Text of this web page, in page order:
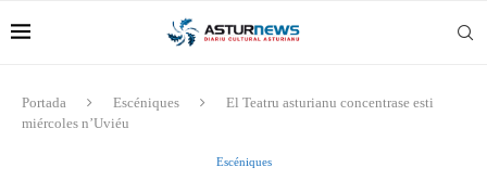
Portada Escéniques
El Teatru asturianu concentrase esti
miércoles n’Uviéu
Escéniques